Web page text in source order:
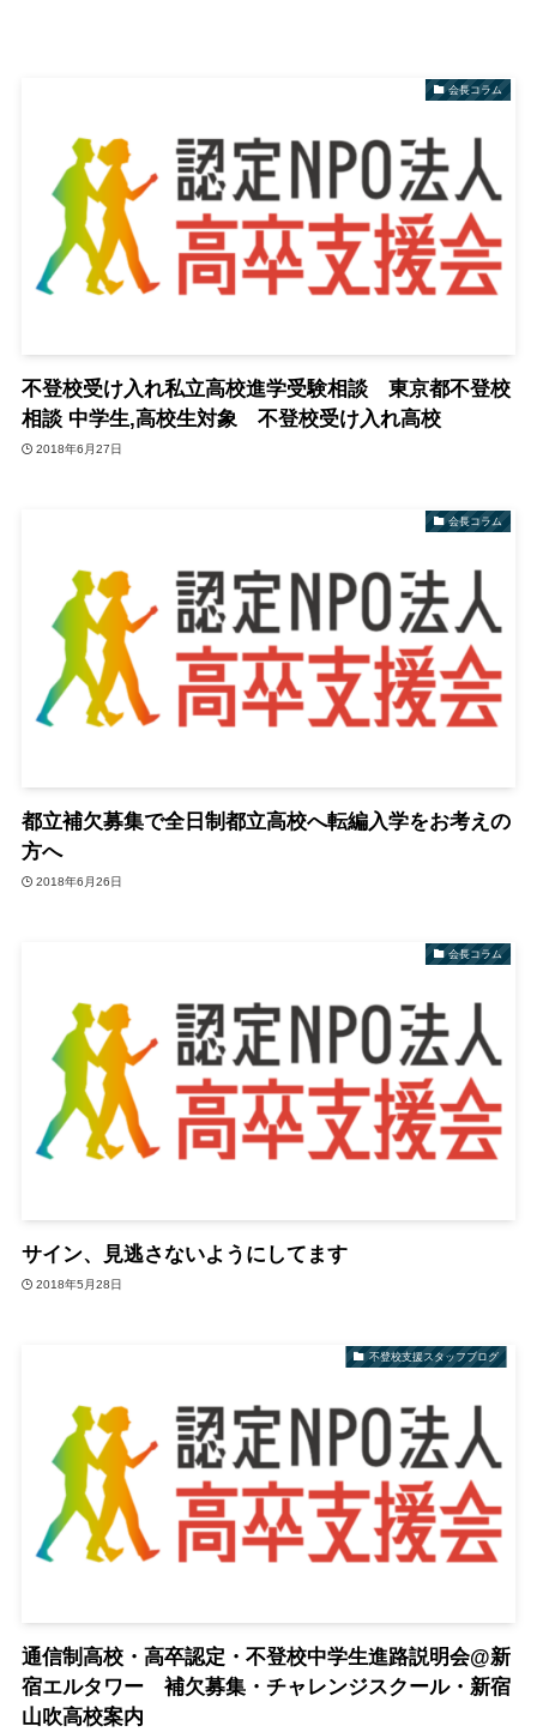
会長コラム
不登校受け入れ私立高校進学受験相談 東京都不登校
相談 中学生,高校生対象 不登校受け入れ高校
2018年6月27日
会長コラム
都立補欠募集で全日制都立高校へ転編入学をお考えの
方へ
2018年6月26日
会長コラム
サイン、見逃さないようにしてます
2018年5月28日
不登校支援スタッフブログ
通信制高校・高卒認定・不登校中学生進路説明会@新
宿エルタワー 補欠募集・チャレンジスクール・新宿
山吹高校案内